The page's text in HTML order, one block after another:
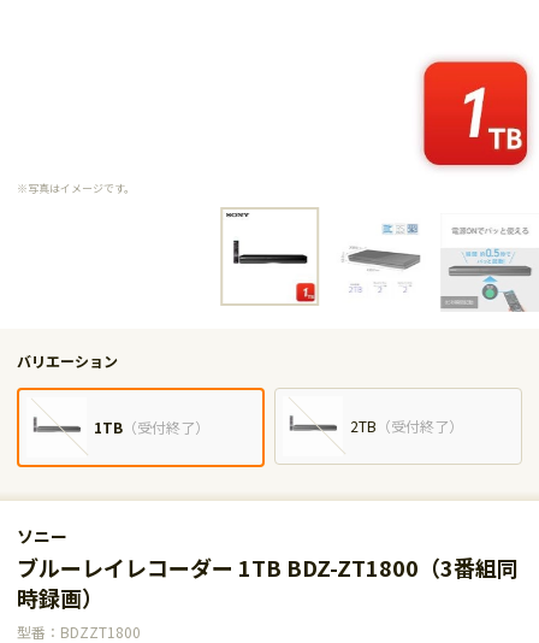
※写真はイメージです。
バリエーション
1TB （受付終了） 2TB （受付終了）
ソニー
ブルーレイレコーダー 1TB BDZ-ZT1800（3番組同
時録画）
型番：BDZZT1800